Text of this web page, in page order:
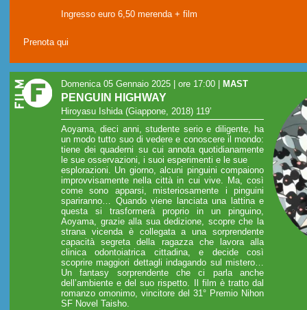
Ingresso euro 6,50 merenda + film
Prenota qui
Domenica 05 Gennaio 2025 | ore 17:00 MAST
PENGUIN HIGHWAY
Hiroyasu Ishida (Giappone, 2018) 119’
Aoyama, dieci anni, studente serio e diligente, ha
un modo tutto suo di vedere e conoscere il mondo:
tiene dei quaderni su cui annota quotidianamente
le sue osservazioni, i suoi esperimenti e le sue
esplorazioni. Un giorno, alcuni pinguini compaiono
improvvisamente nella città in cui vive. Ma, così
come sono apparsi, misteriosamente i pinguini
spariranno… Quando viene lanciata una lattina e
questa si trasformerà proprio in un pinguino,
Aoyama, grazie alla sua dedizione, scopre che la
strana vicenda è collegata a una sorprendente
capacità segreta della ragazza che lavora alla
clinica odontoiatrica cittadina, e decide così
scoprire maggiori dettagli indagando sul mistero…
Un fantasy sorprendente che ci parla anche
dell’ambiente e del suo rispetto. Il film è tratto dal
romanzo omonimo, vincitore del 31° Premio Nihon
SF Novel Taisho.